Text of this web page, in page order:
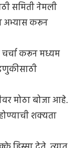
समिती नेमली
अभ्यास करून
करून मध्यम
मोठा बोजा आहे.
शक्यता